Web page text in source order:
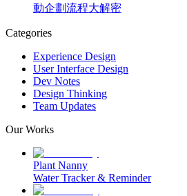
動企劃流程大解密
Categories
Experience Design
User Interface Design
Dev Notes
Design Thinking
Team Updates
Our Works
Plant Nanny
Water Tracker & Reminder